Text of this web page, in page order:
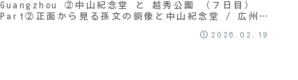
Guangzhou ②中山紀念堂 と 越秀公園 （７日目）
Part②正面から見る孫文の銅像と中山紀念堂 / 広州（
2026.02.19